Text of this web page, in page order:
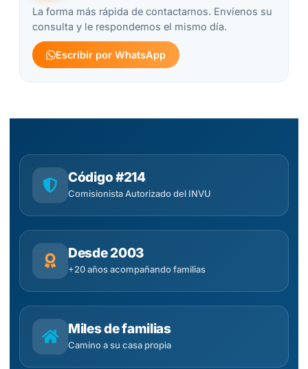
La forma más rápida de contactarnos. Envíenos su
consulta y le respondemos el mismo día.
Escribir por WhatsApp
Código #214
Comisionista Autorizado del INVU
Desde 2003
+20 años acompañando familias
Miles de familias
Camino a su casa propia